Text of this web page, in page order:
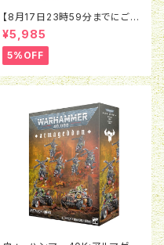
【8月17日23時59分までにご予
約で5％OFF】ブラッドボウル：モ
ルグ＝ンソルグ
¥5,985
5%OFF